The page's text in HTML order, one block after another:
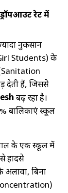
रेट में
नुकसान
Students) के
देती हैं, जिससे
बढ़ रहा है।
बालिकाएं स्कूल
के एक स्कूल में
हादसे
बिना